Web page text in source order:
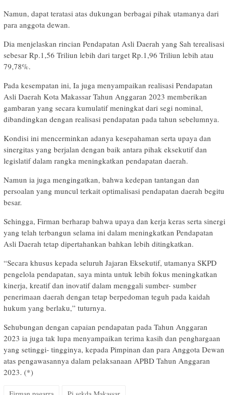
Namun, dapat teratasi atas dukungan berbagai pihak utamanya dari
para anggota dewan.
Dia menjelaskan rincian Pendapatan Asli Daerah yang Sah terealisasi
sebesar Rp.1,56 Triliun lebih dari target Rp.1,96 Triliun lebih atau
79,78%.
Pada kesempatan ini, Ia juga menyampaikan realisasi Pendapatan
Asli Daerah Kota Makassar Tahun Anggaran 2023 memberikan
gambaran yang secara kumulatif meningkat dari segi nominal,
dibandingkan dengan realisasi pendapatan pada tahun sebelumnya.
Kondisi ini mencerminkan adanya kesepahaman serta upaya dan
sinergitas yang berjalan dengan baik antara pihak eksekutif dan
legislatif dalam rangka meningkatkan pendapatan daerah.
Namun ia juga mengingatkan, bahwa kedepan tantangan dan
persoalan yang muncul terkait optimalisasi pendapatan daerah begitu
besar.
Sehingga, Firman berharap bahwa upaya dan kerja keras serta sinergi
yang telah terbangun selama ini dalam meningkatkan Pendapatan
Asli Daerah tetap dipertahankan bahkan lebih ditingkatkan.
“Secara khusus kepada seluruh Jajaran Eksekutif, utamanya SKPD
pengelola pendapatan, saya minta untuk lebih fokus meningkatkan
kinerja, kreatif dan inovatif dalam menggali sumber- sumber
penerimaan daerah dengan tetap berpedoman teguh pada kaidah
hukum yang berlaku,” tuturnya.
Sehubungan dengan capaian pendapatan pada Tahun Anggaran
2023 ia juga tak lupa menyampaikan terima kasih dan penghargaan
yang setinggi- tingginya, kepada Pimpinan dan para Anggota Dewan
atas pengawasannya dalam pelaksanaan APBD Tahun Anggaran
2023. (*)